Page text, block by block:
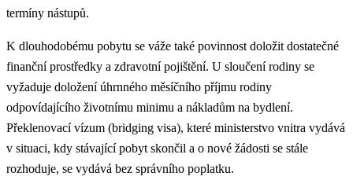
termíny nástupů.
K dlouhodobému pobytu se váže také povinnost doložit dostatečné
finanční prostředky a zdravotní pojištění. U sloučení rodiny se
vyžaduje doložení úhrnného měsíčního příjmu rodiny
odpovídajícího životnímu minimu a nákladům na bydlení.
Překlenovací vízum (bridging visa), které ministerstvo vnitra vydává
v situaci, kdy stávající pobyt skončil a o nové žádosti se stále
rozhoduje, se vydává bez správního poplatku.